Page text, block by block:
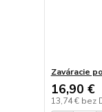
Zaváracie
16,90 €
13,74 € bez